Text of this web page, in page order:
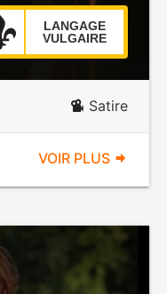
LANGAGE
VULGAIRE
Satire
VOIR PLUS